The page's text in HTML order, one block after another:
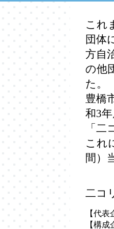
これ
団体
方自
の他
た。
豊橋
和3
「
これ
間）
二コ
【代表
【構成